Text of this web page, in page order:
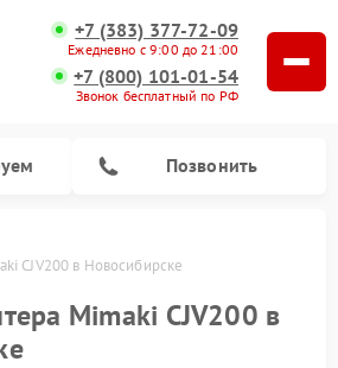
+7 (383) 377-72-09
Ежедневно с 9:00 до 21:00
+7 (800) 101-01-54
Звонок бесплатный по РФ
Позвонить
CJV200 в Новосибирске
Mimaki CJV200 в